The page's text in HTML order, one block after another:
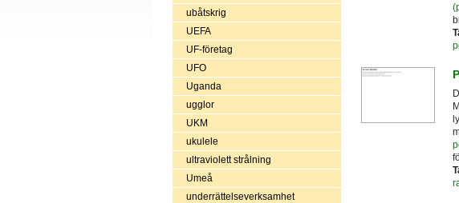
ubåtskrig
UEFA
UF-företag
UFO
Uganda
ugglor
UKM
ukulele
ultraviolett strålning
Umeå
underrättelseverksamhet